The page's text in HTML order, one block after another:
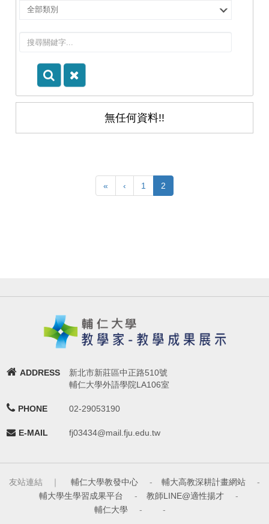
所/
所
選
別
無任何資料!!
« ‹ 1 2
ADDRESS
新北市新莊區中正路510號
輔仁大學外語學院LA106室
PHONE 02-29053190
E-MAIL fj03434@mail.fju.edu.tw
友站連結 ｜ 輔仁大學教發中心 - 輔大高教深耕計畫網站
-
輔大學生學習成果平台
- 教師LINE@適性揚才
-
輔仁大學
- -